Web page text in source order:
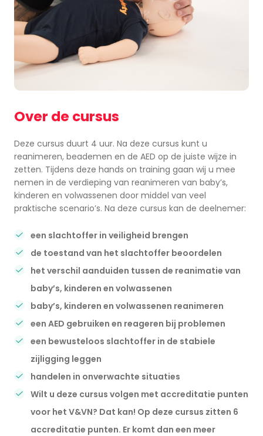
Over de cursus
Deze cursus duurt 4 uur. Na deze cursus kunt u
reanimeren, beademen en de AED op de juiste wijze in
zetten. Tijdens deze hands on training gaan wij u mee
nemen in de verdieping van reanimeren van baby’s,
kinderen en volwassenen door middel van veel
praktische scenario’s. Na deze cursus kan de deelnemer:
een slachtoffer in veiligheid brengen
de toestand van het slachtoffer beoordelen
het verschil aanduiden tussen de reanimatie van
baby’s, kinderen en volwassenen
baby’s, kinderen en volwassenen reanimeren
een AED gebruiken en reageren bij problemen
een bewusteloos slachtoffer in de stabiele
zijligging leggen
handelen in onverwachte situaties
Wilt u deze cursus volgen met accreditatie punten
voor het V&VN? Dat kan! Op deze cursus zitten 6
accreditatie punten. Er komt dan een meer